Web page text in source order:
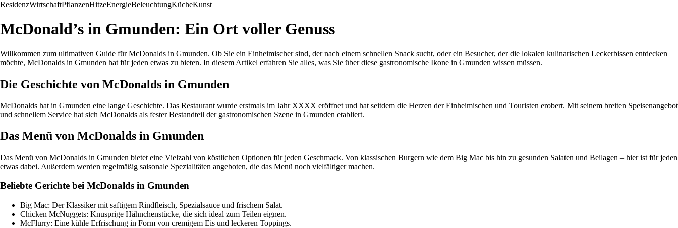
ResidenzWirtschaftPflanzenHitzeEnergieBeleuchtungKücheKunst
McDonald’s in Gmunden: Ein Ort voller Genuss
Willkommen zum ultimativen Guide für McDonalds in Gmunden. Ob Sie ein Einheimischer sind, der nach einem schnellen Snack sucht, oder ein Besucher, der die lokalen kulinarischen Leckerbissen entdecken
möchte, McDonalds in Gmunden hat für jeden etwas zu bieten. In diesem Artikel erfahren Sie alles, was Sie über diese gastronomische Ikone in Gmunden wissen müssen.
Die Geschichte von McDonalds in Gmunden
McDonalds hat in Gmunden eine lange Geschichte. Das Restaurant wurde erstmals im Jahr XXXX eröffnet und hat seitdem die Herzen der Einheimischen und Touristen erobert. Mit seinem breiten Speisenangebot
und schnellem Service hat sich McDonalds als fester Bestandteil der gastronomischen Szene in Gmunden etabliert.
Das Menü von McDonalds in Gmunden
Das Menü von McDonalds in Gmunden bietet eine Vielzahl von köstlichen Optionen für jeden Geschmack. Von klassischen Burgern wie dem Big Mac bis hin zu gesunden Salaten und Beilagen – hier ist für jeden
etwas dabei. Außerdem werden regelmäßig saisonale Spezialitäten angeboten, die das Menü noch vielfältiger machen.
Beliebte Gerichte bei McDonalds in Gmunden
Big Mac: Der Klassiker mit saftigem Rindfleisch, Spezialsauce und frischem Salat.
Chicken McNuggets: Knusprige Hähnchenstücke, die sich ideal zum Teilen eignen.
McFlurry: Eine kühle Erfrischung in Form von cremigem Eis und leckeren Toppings.